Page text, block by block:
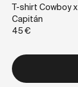
T-shirt Cowboy
Capitán
45 €